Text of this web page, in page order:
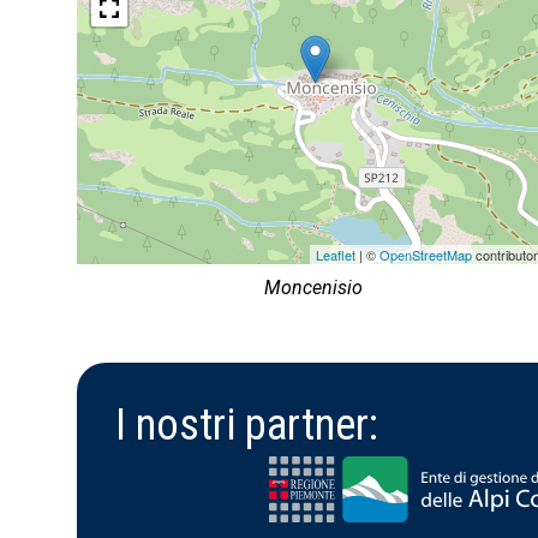
Leaflet| ©OpenStreetMap
Moncenisio
I nostri partner: